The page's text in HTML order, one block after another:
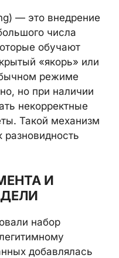
— это внедрение
числа
обучают
«якорь» или
режиме
но при наличии
некорректные
Такой механизм
разновидность
И
набор
добавлялась